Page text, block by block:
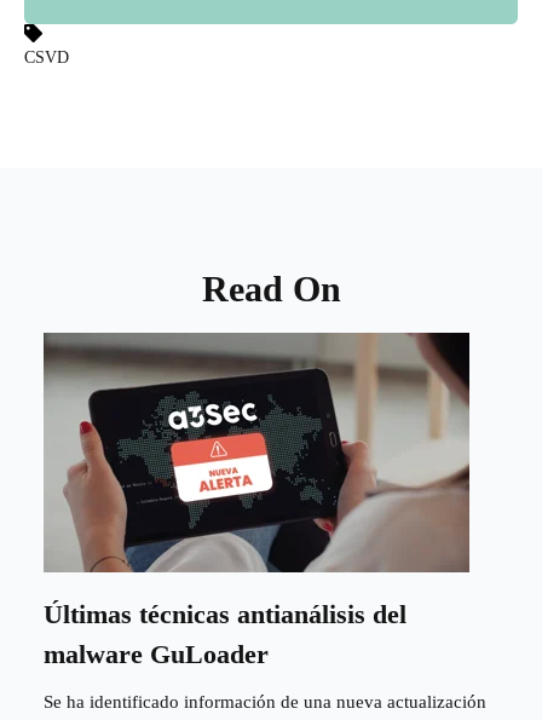
CSVD
Read On
Últimas técnicas antianálisis del
malware GuLoader
Se ha identificado información de una nueva actualización